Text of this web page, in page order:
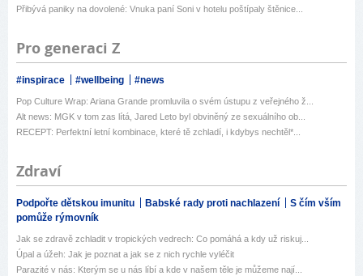
Přibývá paniky na dovolené: Vnuka paní Soni v hotelu poštípaly štěnice...
Pro generaci Z
#inspirace #wellbeing #news
Pop Culture Wrap: Ariana Grande promluvila o svém ústupu z veřejného ž...
Alt news: MGK v tom zas lítá, Jared Leto byl obviněný ze sexuálního ob...
RECEPT: Perfektní letní kombinace, které tě zchladí, i kdybys nechtěl*...
Zdraví
Podpořte dětskou imunitu Babské rady proti nachlazení
S čím vším
pomůže rýmovník
Jak se zdravě zchladit v tropických vedrech: Co pomáhá a kdy už riskuj...
Úpal a úžeh: Jak je poznat a jak se z nich rychle vyléčit
Parazité v nás: Kterým se u nás líbí a kde v našem těle je můžeme nají...